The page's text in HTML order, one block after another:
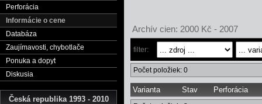
Perforácia
Informácie o cene
Databáza
Zaujímavosti, chybotlače
Ponuka a dopyt
Diskusia
Česká republika 1993 - 2010
Archív cien: 2000 Kč - 2007
filter:
Počet položiek: 0
Varianta Stav Perforácia